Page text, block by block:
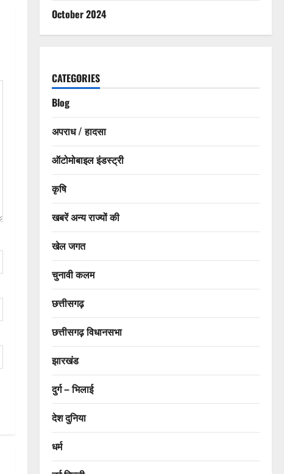
October 2024
CATEGORIES
Blog
अपराध / हादसा
ऑटोमोबाइल इंडस्ट्री
कृषि
खबरें अन्य राज्यों की
खेल जगत
चुनावी कलम
छत्तीसगढ़
छत्तीसगढ़ विधानसभा
झारखंड
दुर्ग – भिलाई
देश दुनिया
धर्म